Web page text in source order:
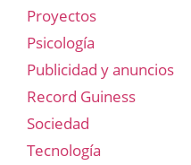
Proyectos
Psicología
Publicidad y anuncios
Record Guiness
Sociedad
Tecnología